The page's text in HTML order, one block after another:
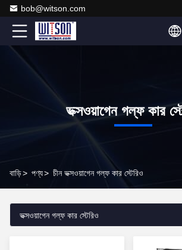
bob@witson.com
ভক্সওয়াগেন গল্ফ কার
বাড়ি> পণ্য> চীন ভক্সওয়াগেন গল্ফ কার স্টেরিও
ভক্সওয়াগেন গল্ফ কার স্টেরিও